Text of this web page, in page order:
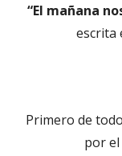
“El mañana
escrita
Primero de
por